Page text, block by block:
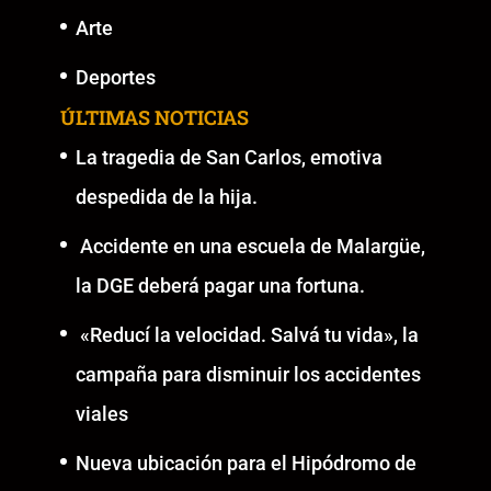
Arte
Deportes
ÚLTIMAS NOTICIAS
La tragedia de San Carlos, emotiva
despedida de la hija.
Accidente en una escuela de Malargüe,
la DGE deberá pagar una fortuna.
«Reducí la velocidad. Salvá tu vida», la
campaña para disminuir los accidentes
viales
Nueva ubicación para el Hipódromo de